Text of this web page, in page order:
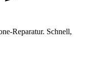
Reparatur. Schnell,